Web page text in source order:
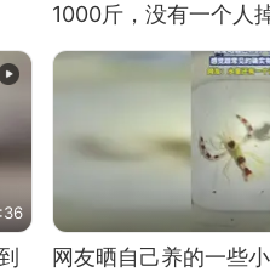
1000斤，没有一个人
网友晒自己养的一些